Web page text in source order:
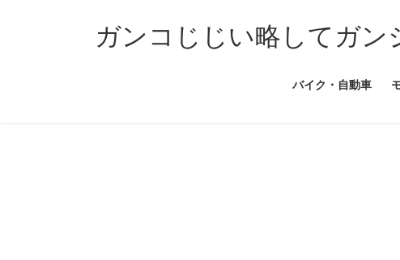
ガンコじじい略してガン
バイク・自動車